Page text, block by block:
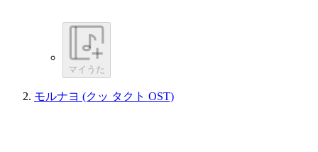
マイうた
モルナヨ (クッ タクト OST)